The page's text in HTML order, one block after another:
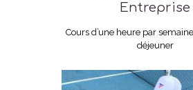
Entreprise
Cours d’une heure par
déjeuner